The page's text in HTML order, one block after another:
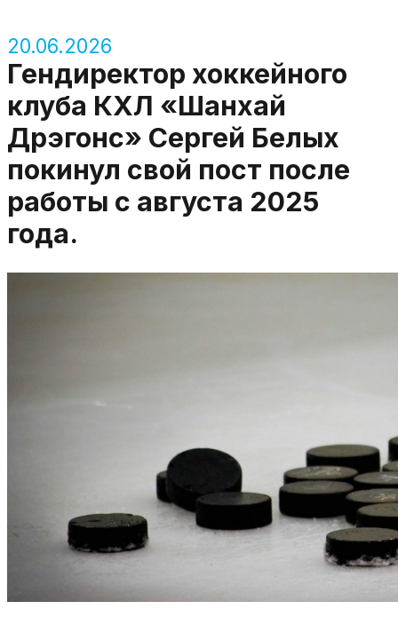
20.06.2026
Гендиректор хоккейного
клуба КХЛ «Шанхай
Дрэгонс» Сергей Белых
покинул свой пост после
работы с августа 2025
года.